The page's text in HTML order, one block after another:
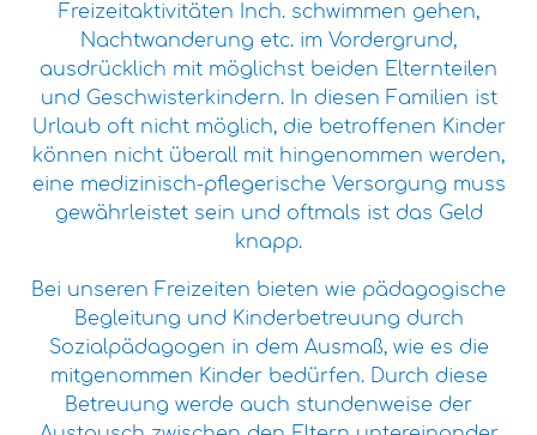
Freizeitaktivitäten Inch. schwimmen gehen,
Nachtwanderung etc. im Vordergrund,
ausdrücklich mit möglichst beiden Elternteilen
und Geschwisterkindern. In diesen Familien ist
Urlaub oft nicht möglich, die betroffenen Kinder
können nicht überall mit hingenommen werden,
eine medizinisch-pflegerische Versorgung muss
gewährleistet sein und oftmals ist das Geld
knapp.
Bei unseren Freizeiten bieten wie pädagogische
Begleitung und Kinderbetreuung durch
Sozialpädagogen in dem Ausmaß, wie es die
mitgenommen Kinder bedürfen. Durch diese
Betreuung werde auch stundenweise der